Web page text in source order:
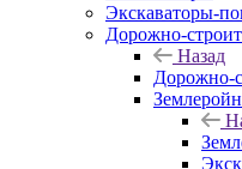
Экскаваторы-
Дорожно-
Назад
Дорожно-